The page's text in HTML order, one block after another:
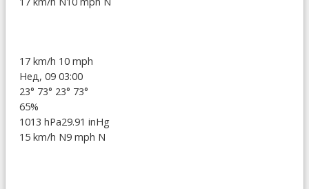
17 km/h 10 mph
Нед, 09 03:00
23° 73° 23° 73°
65%
1013 hPa29.91 inHg
15 km/h N9 mph N